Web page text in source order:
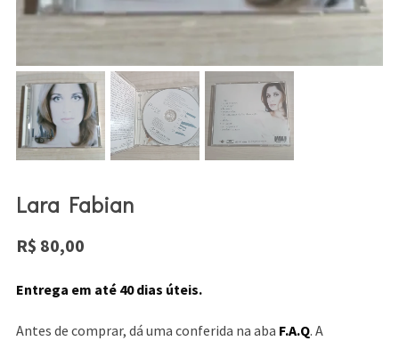
Lara Fabian
R$ 80,00
Entrega em até 40 dias úteis.
Antes de comprar, dá uma conferida na aba F.A.Q. A